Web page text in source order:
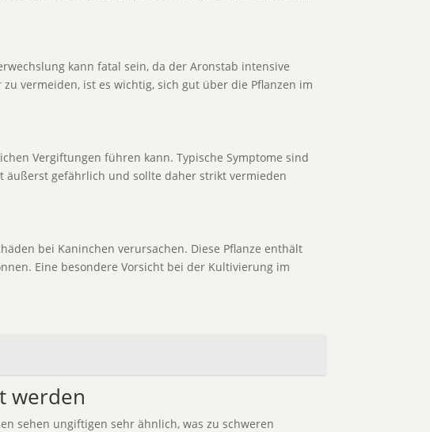
kann fatal sein, da der Aronstab intensive
vermeiden, ist es wichtig, sich gut über die Pflanzen im
Vergiftungen führen kann. Typische Symptome sind
äußerst gefährlich und sollte daher strikt vermieden
bei Kaninchen verursachen. Diese Pflanze enthält
Eine besondere Vorsicht bei der Kultivierung im
werden
sehen ungiftigen sehr ähnlich, was zu schweren